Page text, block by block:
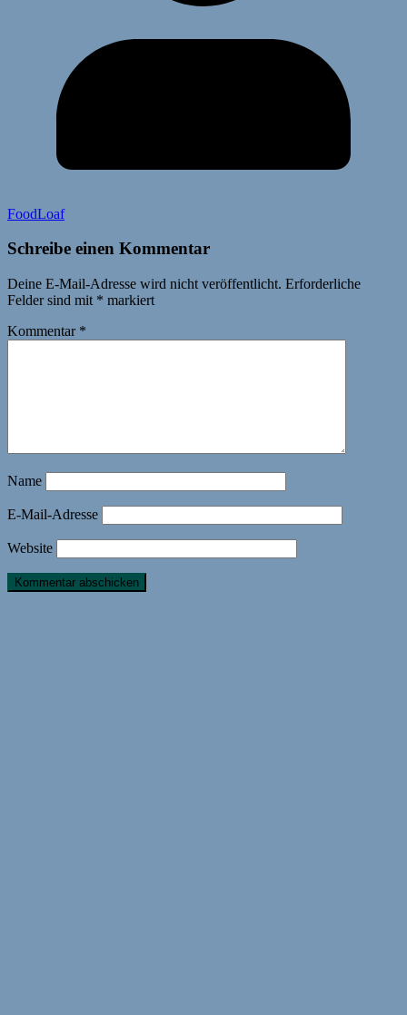
FoodLoaf
Schreibe einen Kommentar
Deine E-Mail-Adresse wird nicht veröffentlicht. Erforderliche
Felder sind mit * markiert
Kommentar *
Name
E-Mail-Adresse
Website